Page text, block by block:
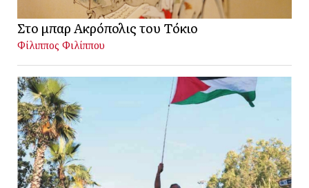
Στο μπαρ Ακρόπολις του Τόκιο
Φίλιππος Φιλίππου